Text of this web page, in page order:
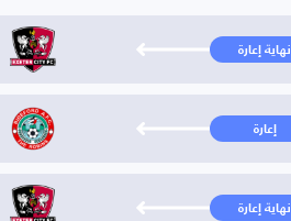
نهاية إعارة
إعارة
نهاية إعارة